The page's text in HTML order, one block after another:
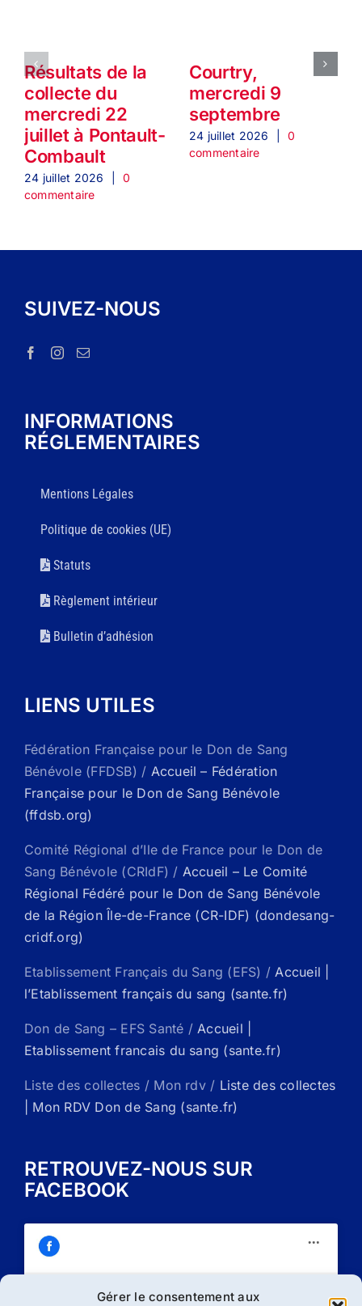
Gérer le consentement aux
Résultats de la
collecte du
mercredi 22
juillet à Pontault-
Combault
24 juillet 2026
0
commentaire
Courtry,
mercredi 9
septembre
24 juillet 2026
0
commentaire
SUIVEZ-NOUS
INFORMATIONS
RÉGLEMENTAIRES
Mentions Légales
Politique de cookies (UE)
Statuts
Règlement intérieur
Bulletin d’adhésion
LIENS UTILES
Fédération Française pour le Don de Sang
Bénévole (FFDSB) / Accueil – Fédération
Française pour le Don de Sang Bénévole
(ffdsb.org)
Comité Régional d’Ile de France pour le Don de
Sang Bénévole (CRIdF) / Accueil – Le Comité
Régional Fédéré pour le Don de Sang Bénévole
de la Région Île-de-France (CR-IDF) (dondesang-
cridf.org)
Etablissement Français du Sang (EFS) /Accueil |
l’Etablissement français du sang (sante.fr)
Don de Sang – EFS Santé /Accueil |
Etablissement francais du sang (sante.fr)
Liste des collectes / Mon rdv / Liste des collectes
| Mon RDV Don de Sang (sante.fr)
RETROUVEZ-NOUS SUR
FACEBOOK